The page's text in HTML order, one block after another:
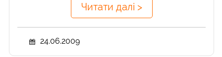
Читати далі >
24.06.2009